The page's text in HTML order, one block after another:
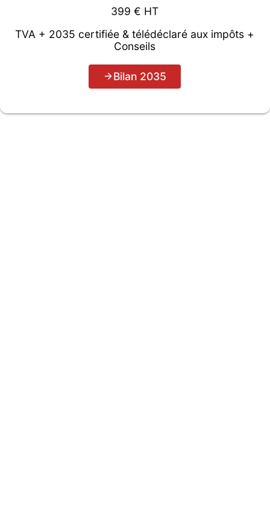
399 € HT
TVA + 2035 certifiée & télédéclaré aux impôts +
Conseils
Bilan 2035